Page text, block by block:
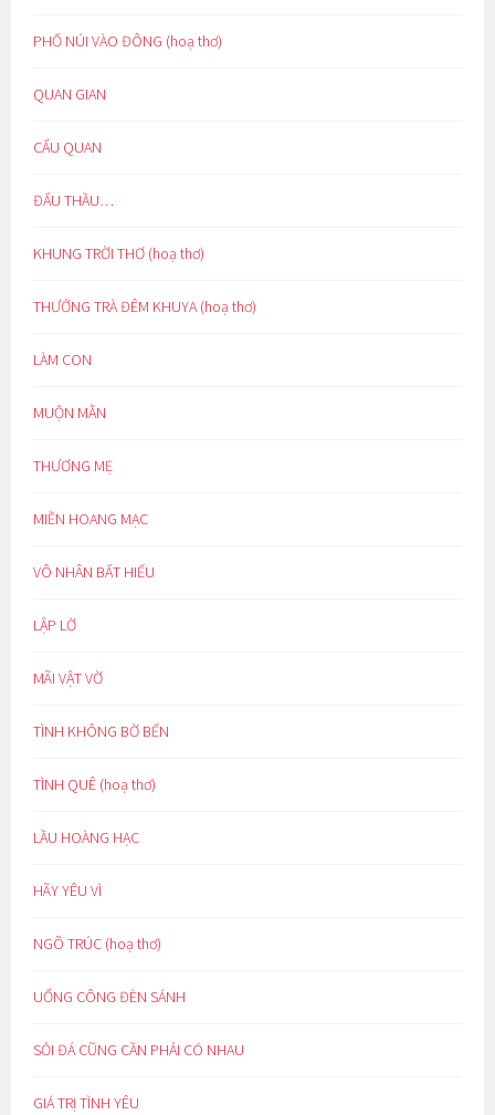
PHỐ NÚI VÀO ĐÔNG (hoạ thơ)
QUAN GIAN
CẨU QUAN
ĐẤU THẦU…
KHUNG TRỜI THƠ (hoạ thơ)
THƯỞNG TRÀ ĐÊM KHUYA (hoạ thơ)
LÀM CON
MUỘN MẰN
THƯƠNG MẸ
MIỀN HOANG MẠC
VÔ NHÂN BẤT HIẾU
LẬP LỜ
MÃI VẬT VỜ
TÌNH KHÔNG BỜ BẾN
TÌNH QUÊ (hoạ thơ)
LẦU HOÀNG HẠC
HÃY YÊU VÌ
NGÕ TRÚC (hoạ thơ)
UỔNG CÔNG ĐÈN SÁNH
SỎI ĐÁ CŨNG CẦN PHẢI CÓ NHAU
GIÁ TRỊ TÌNH YÊU